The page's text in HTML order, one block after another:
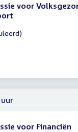
voor
voor Financiën